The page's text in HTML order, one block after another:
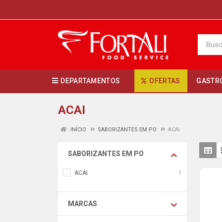
DEPARTAMENTOS OFERTAS
ACAI
INÍCIO SABORIZANTES EM PO ACAI
SABORIZANTES EM PO
ACAI 1
MARCAS